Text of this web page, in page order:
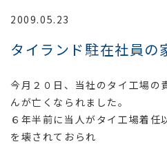
2009.05.23
タイランド駐在社員の
今月２０日、当社のタイ工場の
んが亡くなられました。
６年半前に当人がタイ工場着任
を壊されておられ